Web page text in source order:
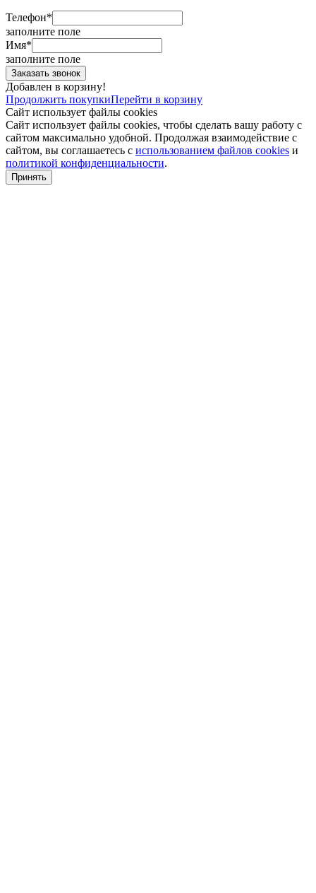
Телефон*
заполните поле
Имя*
заполните поле
Добавлен в корзину!
Продолжить покупкиПерейти в корзину
Сайт использует файлы cookies
Сайт использует файлы cookies, чтобы сделать вашу работу с
сайтом максимально удобной. Продолжая взаимодействие с
сайтом, вы соглашаетесь с использованием файлов cookies и
политикой конфиденциальности.
Принять